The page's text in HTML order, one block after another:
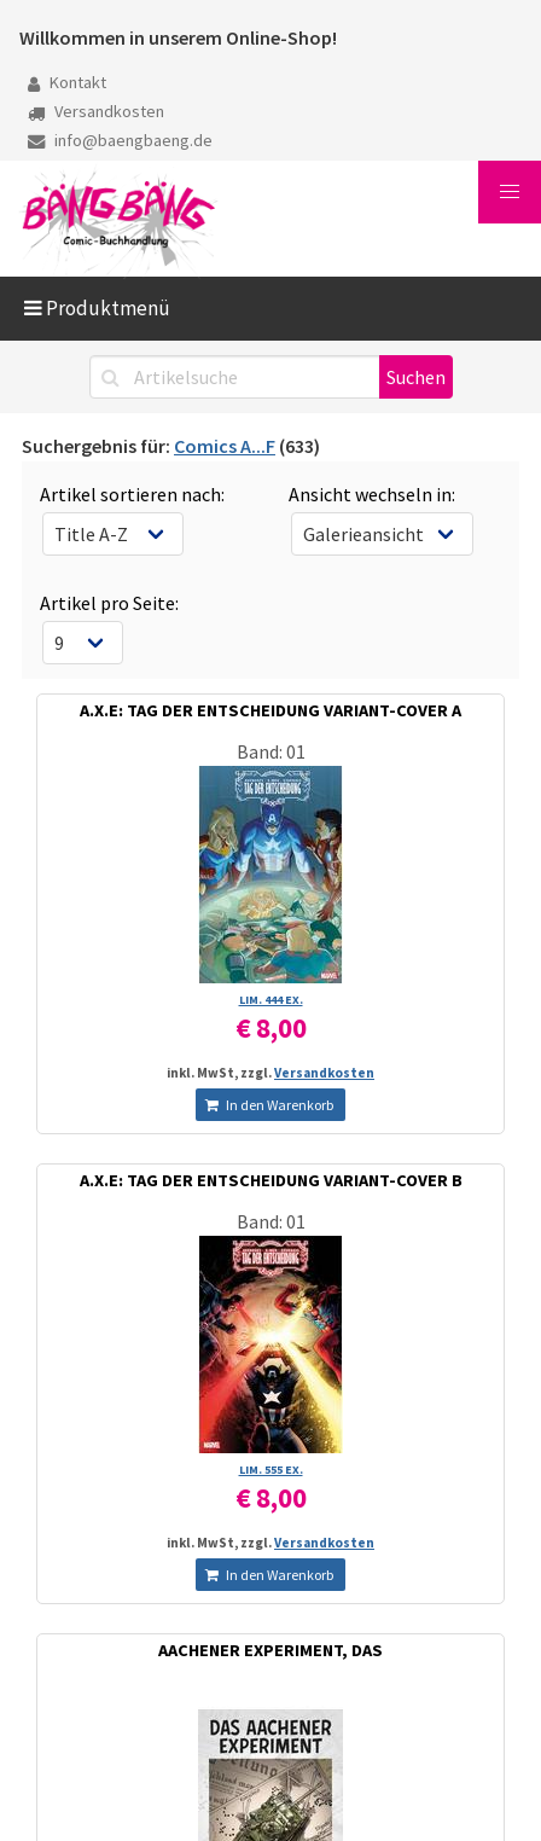
Willkommen in unserem Online-Shop!
Kontakt
Versandkosten
info@baengbaeng.de
Produktmenü
Suchergebnis für: Comics A...F (633)
Artikel sortieren nach:
Ansicht wechseln in:
Artikel pro Seite:
A.X.E: TAG DER ENTSCHEIDUNG VARIANT-COVER A
Band: 01
LIM. 444 EX.
€ 8,00
inkl. MwSt, zzgl.Versandkosten
In den Warenkorb
A.X.E: TAG DER ENTSCHEIDUNG VARIANT-COVER B
Band: 01
LIM. 555 EX.
€ 8,00
inkl. MwSt, zzgl.Versandkosten
In den Warenkorb
AACHENER EXPERIMENT, DAS